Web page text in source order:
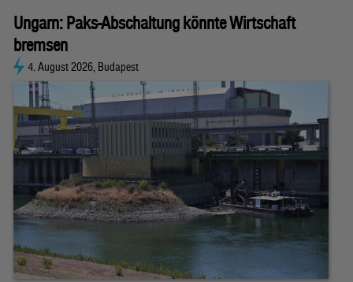
Ungarn: Paks-Abschaltung könnte Wirtschaft
bremsen
4. August 2026, Budapest